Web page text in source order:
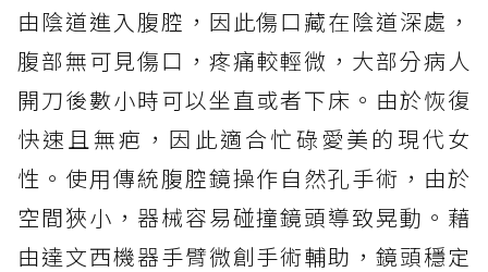
由陰道進入腹腔，因此傷口藏在陰道深處，
腹部無可見傷口，疼痛較輕微，大部分病人
開刀後數小時可以坐直或者下床。由於恢復
快速且無疤，因此適合忙碌愛美的現代女
性。使用傳統腹腔鏡操作自然孔手術，由於
空間狹小，器械容易碰撞鏡頭導致晃動。藉
由達文西機器手臂微創手術輔助，鏡頭穩定